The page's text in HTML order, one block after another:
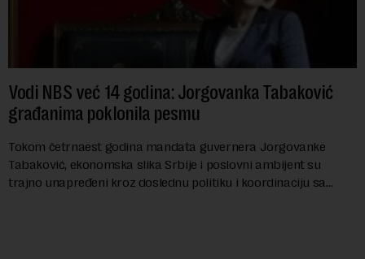
Vodi NBS već 14 godina: Jorgovanka Tabaković
građanima poklonila pesmu
Tokom četrnaest godina mandata guvernera Jorgovanke
Tabaković, ekonomska slika Srbije i poslovni ambijent su
trajno unapređeni kroz doslednu politiku i koordinaciju sa